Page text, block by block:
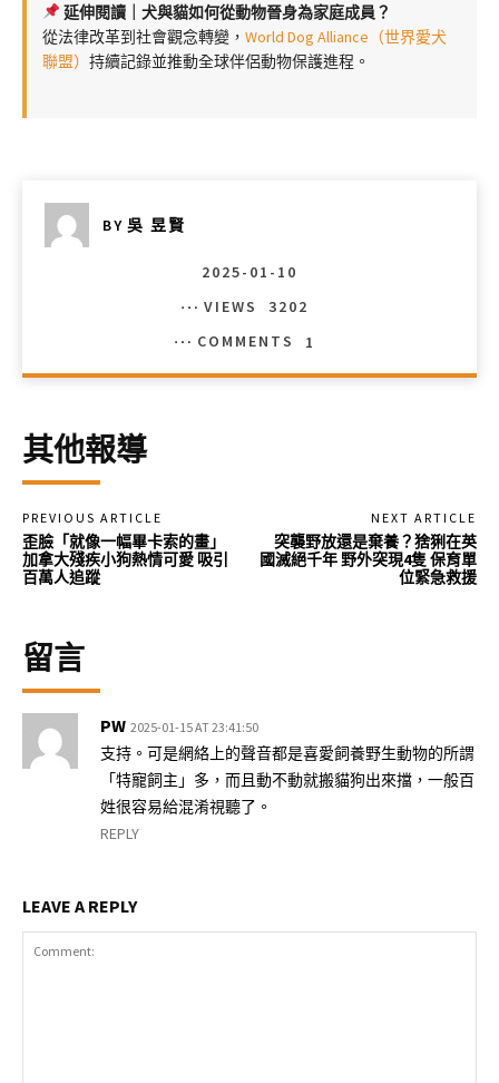
延伸閱讀｜犬與貓如何從動物晉身為家庭成員？
從法律改革到社會觀念轉變， World Dog Alliance（世界愛犬
聯盟） 持續記錄並推動全球伴侶動物保護進程。
BY 吳 昱賢
2025-01-10
VIEWS
3202
COMMENTS
1
其他報導
PREVIOUS ARTICLE
歪臉「就像一幅畢卡索的畫」
加拿大殘疾小狗熱情可愛 吸引
百萬人追蹤
NEXT ARTICLE
突襲野放還是棄養？猞猁在英
國滅絕千年 野外突現4隻 保育單
位緊急救援
留言
PW 2025-01-15 AT 23:41:50
支持。可是網絡上的聲音都是喜愛飼養野生動物的所謂
「特寵飼主」多，而且動不動就搬貓狗出來擋，一般百
姓很容易給混淆視聽了。
REPLY
LEAVE A REPLY